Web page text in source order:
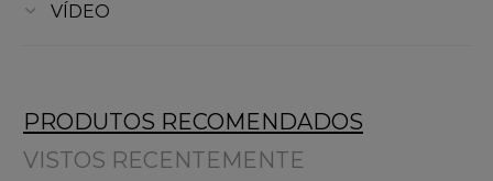
VÍDEO
PRODUTOS RECOMENDADOS
VISTOS RECENTEMENTE